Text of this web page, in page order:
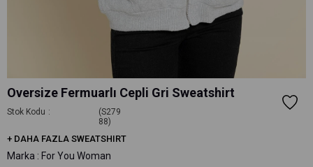
Oversize Fermuarlı Cepli Gri Sweatshirt
Stok Kodu
(S279
88)
+ DAHA FAZLA SWEATSHIRT
Marka : For You Woman